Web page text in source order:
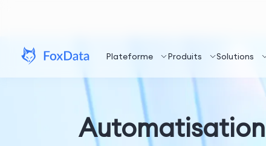
Plateforme Produits Solutions